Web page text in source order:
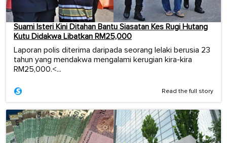
Suami Isteri Kini Ditahan Bantu Siasatan Kes Rugi Hutang
Kutu Didakwa Libatkan RM25,000
Laporan polis diterima daripada seorang lelaki berusia 23
tahun yang mendakwa mengalami kerugian kira-kira
RM25,000.<...
Read the full story